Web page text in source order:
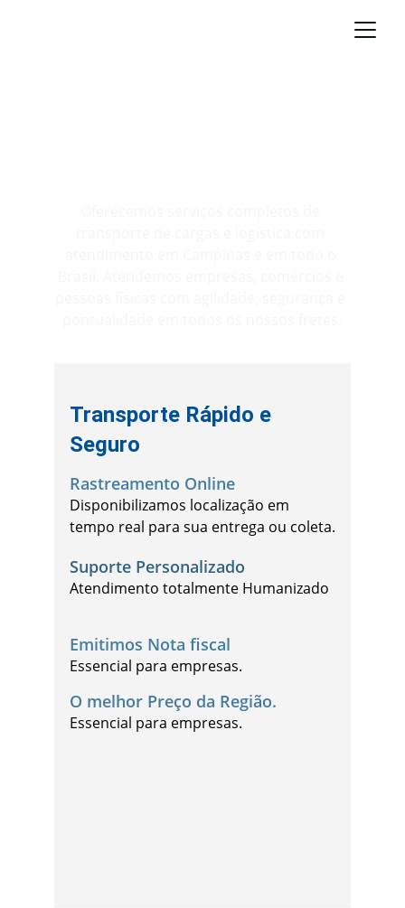
Transporte Rápido e
Seguro
Rastreamento Online
Disponibilizamos localização em
tempo real para sua entrega ou coleta.
Suporte Personalizado
Atendimento totalmente Humanizado
Emitimos Nota fiscal
Essencial para empresas.
O melhor Preço da Região.
Essencial para empresas.